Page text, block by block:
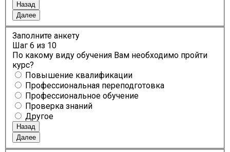
Назад
Далее
Заполните анкету
Шаг 6 из 10
По какому виду обучения Вам необходимо пройти
курс?
Повышение квалификации
Профессиональная переподготовка
Профессиональное обучение
Проверка знаний
Другое
Назад
Далее